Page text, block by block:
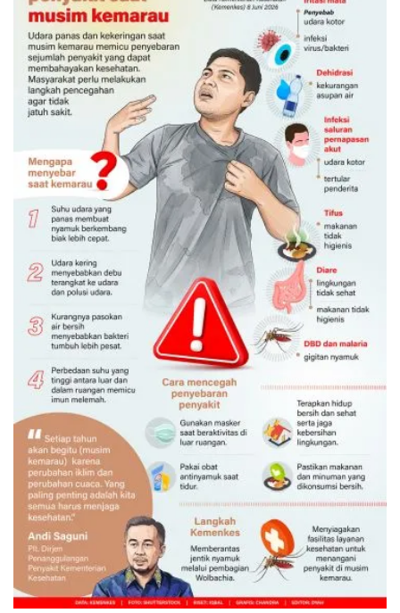
Waspadai penyakit saat musim
kemarau
Kemarin 12:00